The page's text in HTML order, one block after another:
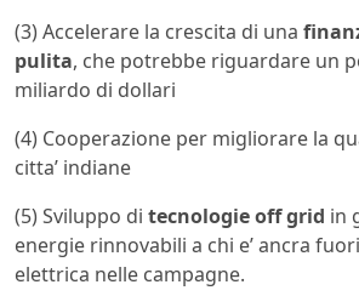
(3) Accelerare la crescita di una
pulita, che potrebbe riguardare un
miliardo di dollari
(4) Cooperazione per migliorare la
citta’ indiane
(5) Sviluppo di tecnologie off grid in
energie rinnovabili a chi e’ ancra
elettrica nelle campagne.